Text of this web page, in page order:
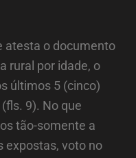
atesta o documento
rural por idade, o
últimos 5 (cinco)
9). No que
tão-somente a
expostas, voto no